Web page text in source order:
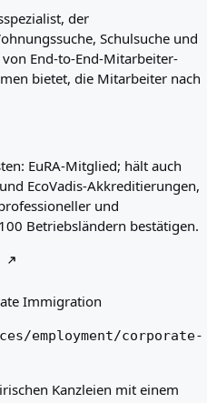
der
Schulsuche und
End-to-End-Mitarbeiter-
bietet, die Mitarbeiter nach
EuRA-Mitglied; hält auch
EcoVadis-Akkreditierungen,
und
Betriebsländern bestätigen.
Immigration
employment/corporate-
Kanzleien mit einem